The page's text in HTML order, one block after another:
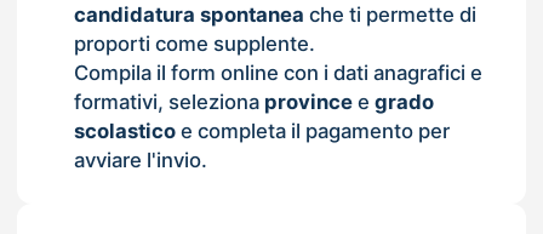
candidatura spontanea che ti permette di
proporti come supplente.
Compila il form online con i dati anagrafici e
formativi, seleziona provincee grado
scolasticoe completa il pagamento per
avviare l'invio.